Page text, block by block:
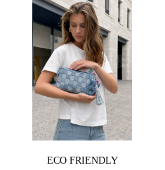
ECO FRIENDLY